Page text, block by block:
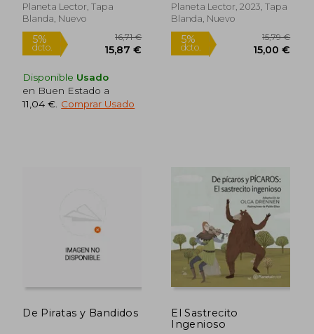
16,71 €
Planeta Lector, Tapa
Blanda, Nuevo
Disponible Usado
en Buen Estado a
11,04 € Comprar Usado
Planeta Lector, 2023, Tapa
Blanda, Nuevo
De Piratas y Bandidos
El Sastrecito
Ingenioso